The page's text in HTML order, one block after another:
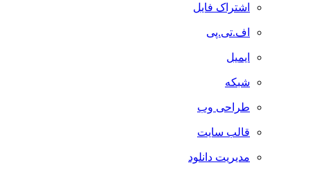
اشتراک فایل
اف.تی.پی
ایمیل
شبکه
طراحی وب
قالب سایت
مدیریت دانلود